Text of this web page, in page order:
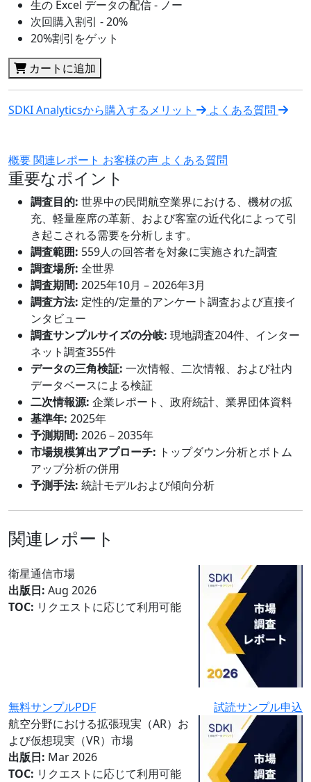
生の Excel データの配信 - ノー
次回購入割引 - 20%
20%割引をゲット
カートに追加
SDKI Analyticsから購入するメリット よくある質問
概要関連レポート お客様の声 よくある質問
重要なポイント
調査目的: 世界中の民間航空業界における、機材の拡
充、軽量座席の革新、および客室の近代化によって引
き起こされる需要を分析します。
調査範囲: 559人の回答者を対象に実施された調査
調査場所: 全世界
調査期間: 2025年10月 – 2026年3月
調査方法: 定性的/定量的アンケート調査および直接イ
ンタビュー
調査サンプルサイズの分岐: 現地調査204件、インター
ネット調査355件
データの三角検証: 一次情報、二次情報、および社内
データベースによる検証
二次情報源: 企業レポート、政府統計、業界団体資料
基準年: 2025年
予測期間: 2026－2035年
市場規模算出アプローチ: トップダウン分析とボトム
アップ分析の併用
予測手法: 統計モデルおよび傾向分析
関連レポート
衛星通信市場
出版日: Aug 2026
TOC: リクエストに応じて利用可能
無料サンプルPDF
試読サンプル申込
航空分野における拡張現実（AR）お
よび仮想現実（VR）市場
出版日: Mar 2026
TOC: リクエストに応じて利用可能